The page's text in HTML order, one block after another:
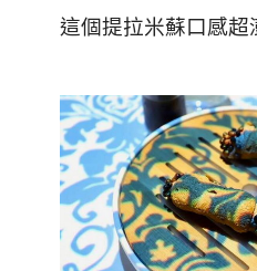
這個提拉米蘇口感超